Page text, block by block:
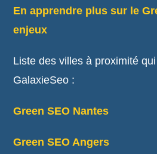
En apprendre plus sur le
enjeux
Liste des villes à proximité
GalaxieSeo :
Green SEO Nantes
Green SEO Angers